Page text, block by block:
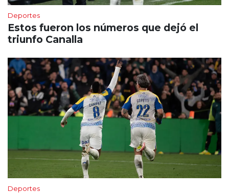
Deportes
Estos fueron los números que dejó el
triunfo Canalla
Deportes